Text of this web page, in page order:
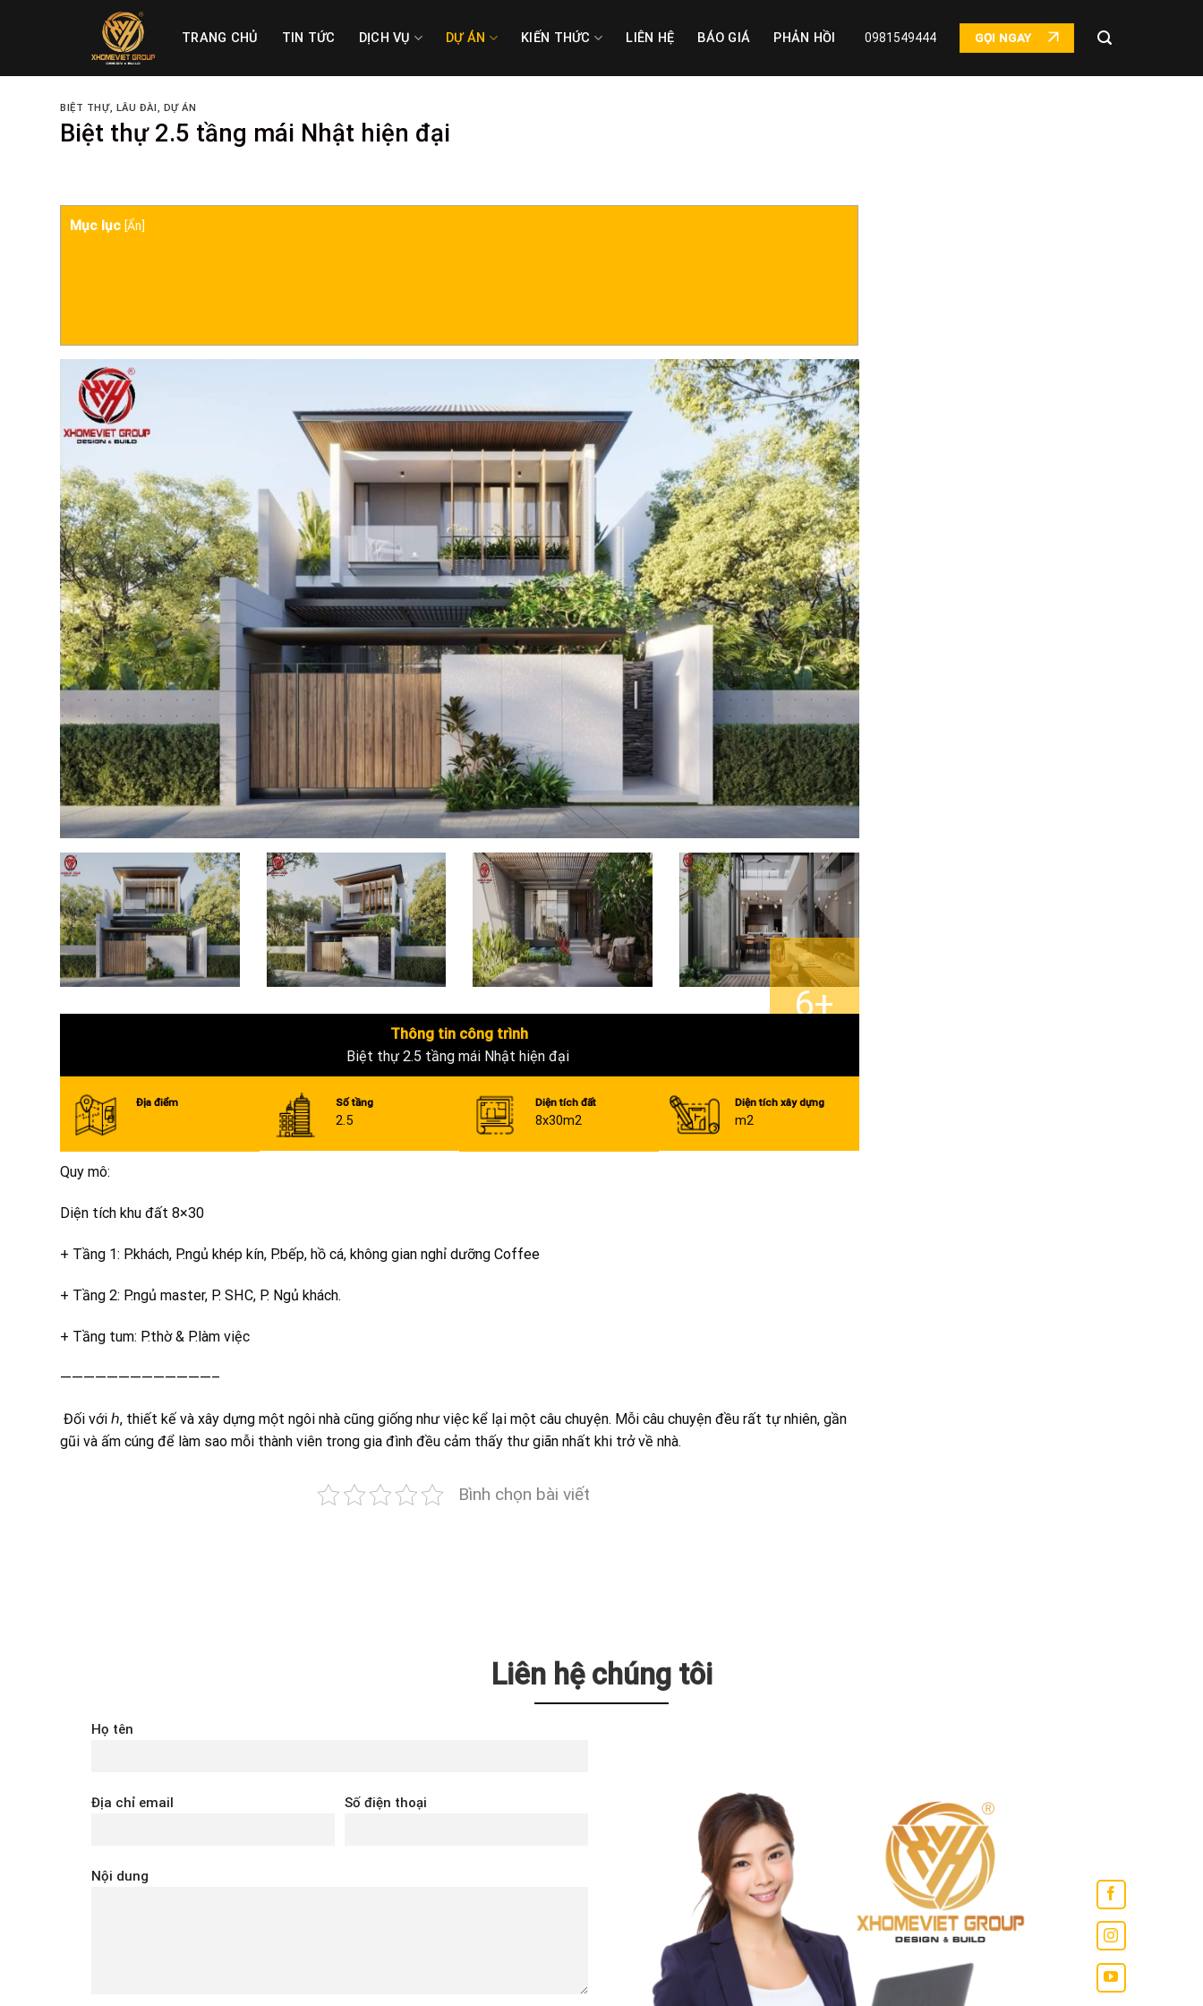
TRANG CHỦ TIN TỨC DỊCH VỤ DỰ ÁN KIẾN THỨC LIÊN HỆ BÁO GIÁ PHẢN HỒI 0981549444 GỌI NGAY
BIỆT THỰ, LÂU ĐÀI, DỰ ÁN
Biệt thự 2.5 tầng mái Nhật hiện đại
Mục lục [Ẩn]
6+
Thông tin công trình
Biệt thự 2.5 tầng mái Nhật hiện đại
Địa điểm Số tầng
2.5
Diện tích đất
8x30m2
Diện tích xây dựng
m2
Quy mô:
Diện tích khu đất 8×30
+ Tầng 1: P.khách, P.ngủ khép kín, P.bếp, hồ cá, không gian nghỉ dưỡng Coffee
+ Tầng 2: P.ngủ master, P. SHC, P. Ngủ khách.
+ Tầng tum: P.thờ & P.làm việc
—————————————–
️ Đối với ℎ, thiết kế và xây dựng một ngôi nhà cũng giống như việc kể lại một câu chuyện. Mỗi câu chuyện đều rất tự nhiên, gần
gũi và ấm cúng để làm sao mỗi thành viên trong gia đình đều cảm thấy thư giãn nhất khi trở về nhà.
Bình chọn bài viết
Liên hệ chúng tôi
Họ tên
Địa chỉ email Số điện thoại
Nội dung